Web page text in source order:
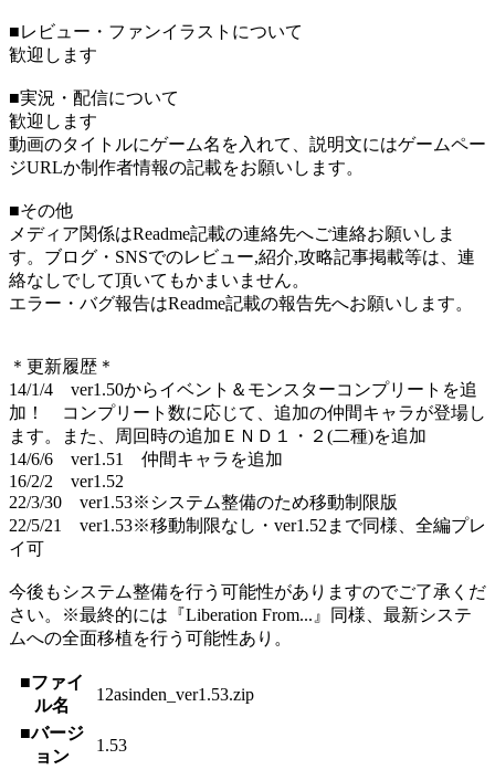
■レビュー・ファンイラストについて
歓迎します
■実況・配信について
歓迎します
動画のタイトルにゲーム名を入れて、説明文にはゲームペー
ジURLか制作者情報の記載をお願いします。
■その他
メディア関係はReadme記載の連絡先へご連絡お願いしま
す。ブログ・SNSでのレビュー,紹介,攻略記事掲載等は、連
絡なしでして頂いてもかまいません。
エラー・バグ報告はReadme記載の報告先へお願いします。
＊更新履歴＊
14/1/4 ver1.50からイベント＆モンスターコンプリートを追
加！ コンプリート数に応じて、追加の仲間キャラが登場し
ます。また、周回時の追加ＥＮＤ１・２(二種)を追加
14/6/6 ver1.51 仲間キャラを追加
16/2/2 ver1.52
22/3/30 ver1.53※システム整備のため移動制限版
22/5/21 ver1.53※移動制限なし・ver1.52まで同様、全編プレ
イ可
今後もシステム整備を行う可能性がありますのでご了承くだ
さい。※最終的には『Liberation From...』同様、最新システ
ムへの全面移植を行う可能性あり。
■ファイ
ル名
12asinden_ver1.53.zip
■バージ
ョン
1.53